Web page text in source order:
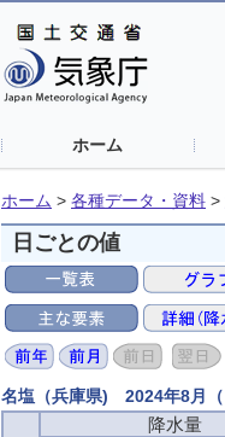
ホーム
ホーム > 各種データ・資料 >
日ごとの値
名塩（兵庫県) 2024年8月
降水量